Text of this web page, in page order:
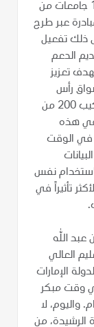
وبموجب الاتفاقية، سيتم اختيار ما يقارب 10 جامعات من
عبر طرح
ذلك تفعيل
الدعم
تعزيز
رأس
المال. وتهدف مبادرة أدنوك-بلومبرغ إلى تركيب 200 من
في هذه
في الوقت
باستخدام نفس
تأثيراً في
عبد الله
العالي
الإمارات
في وقت مبكر
واليوم، لا
الرشيدة، من